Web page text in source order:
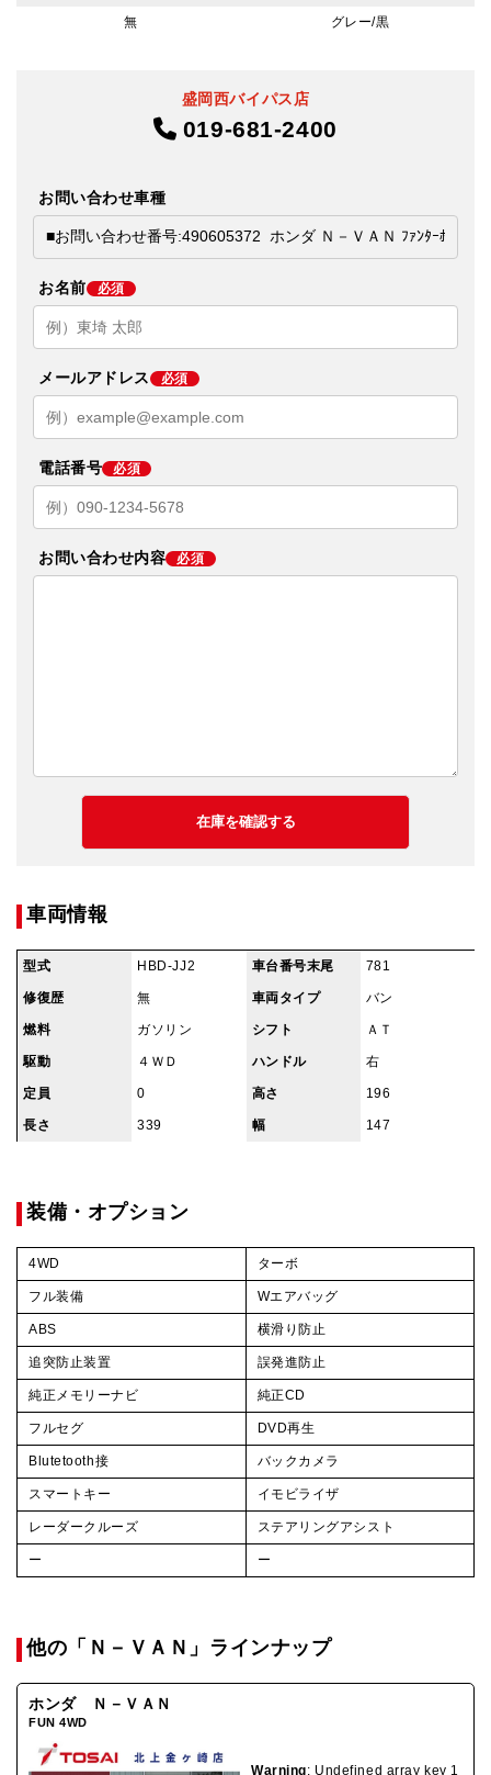
無 グレー/黒
盛岡西バイパス店
019-681-2400
お問い合わせ車種
お名前 必須
メールアドレス 必須
電話番号 必須
お問い合わせ内容 必須
車両情報
型式 HBD-JJ2 車台番号末尾 781
修復歴 無 車両タイプ バン
燃料 ガソリン シフト ＡＴ
駆動 ４ＷＤ ハンドル 右
定員 0 高さ 196
長さ 339 幅 147
装備・オプション
4WD ターボ
フル装備 Wエアバッグ
ABS 横滑り防止
追突防止装置 誤発進防止
純正メモリーナビ 純正CD
フルセグ DVD再生
Blutetooth接 バックカメラ
スマートキー イモビライザ
レーダークルーズ ステアリングアシスト
ー ー
他の「Ｎ－ＶＡＮ」ラインナップ
ホンダ Ｎ－ＶＡＮ
FUN 4WD
Warning: Undefined array key 1